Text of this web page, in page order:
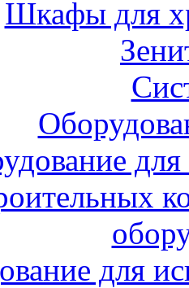
Шкафы для
для